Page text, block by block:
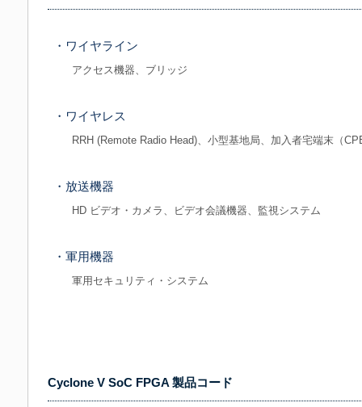
・ワイヤライン
アクセス機器、ブリッジ
・ワイヤレス
RRH (Remote Radio Head)、小型基地局、加入者宅端末（
・放送機器
HD ビデオ・カメラ、ビデオ会議機器、監視システム
・軍用機器
軍用セキュリティ・システム
Cyclone V SoC FPGA 製品コード